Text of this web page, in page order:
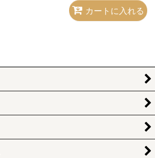
カートに入れる